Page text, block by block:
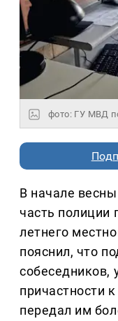
фото: ГУ МВД
В начале
часть полиции
летнего
пояснил, что
собеседников,
причастности
передал им